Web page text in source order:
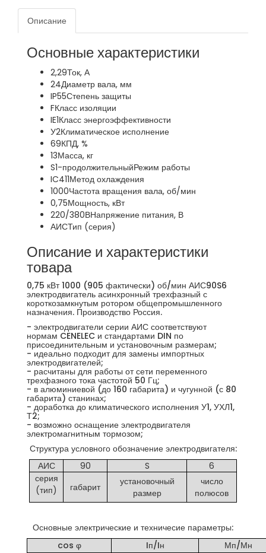
Описание
Основные характеристики
2,29Ток, А
24Диаметр вала, мм
IP55Степень защиты
FКласс изоляции
IE1Класс энергоэффективности
У2Климатическое исполнение
69КПД, %
13Масса, кг
S1-продолжительныйРежим работы
IC411Метод охлаждения
1000Частота вращения вала, об/мин
0,75Мощность, кВт
220/380ВНапряжение питания, В
АИСТип (серия)
Описание и характеристики
товара
0,75 кВт 1000 (905 фактически) об/мин АИС90S6
электродвигатель асинхронный трехфазный с
короткозамкнутым ротором общепромышленного
назначения. Производство Россия.
- электродвигатели серии АИС соответствуют
нормам CENELEC и стандартами DIN по
присоединительным и установочным размерам;
- идеально подходит для замены импортных
электродвигателей;
- расчитаны для работы от сети переменного
трехфазного тока частотой 50 Гц;
- в алюминиевой (до 160 габарита) и чугунной (с 80
габарита) станинах;
- доработка до климатического исполнения У1, УХЛ1,
Т2;
- возможно оснащение электродвигателя
электромагнитным тормозом;
Структура условного обозначение электродвигателя:
АИС
90 S
6
серия
(тип)
габарит
установочный
размер
число
полюсов
Основные электрические и техничесие параметры:
cos φ
Iп/Iн
Мп/Мн